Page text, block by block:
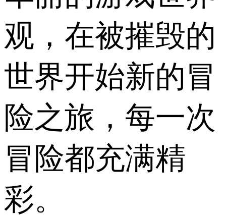
观，在被摧毁的
世界开始新的冒
险之旅，每一次
冒险都充满精
彩。